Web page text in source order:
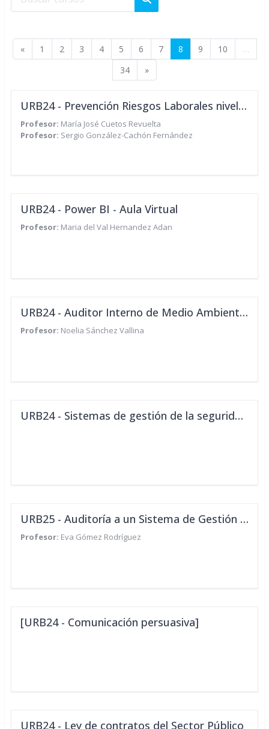
Buscar cursos
«Página anterior
1 Página 1
2Página 2
3Página 3
4Página 4
5Página 5
6Página 6
7Página 7
8Página 8
9Página 9
10Página 10
…
34Página 34
»Siguiente página
URB24 - Prevención Riesgos Laborales nivel básico - 30h
Profesor: María José Cuetos Revuelta
Profesor: Sergio González-Cachón Fernández
URB24 - Power BI - Aula Virtual
Profesor: Maria del Val Hernandez Adan
URB24 - Auditor Interno de Medio Ambiente ISO 14001:2015
Profesor: Noelia Sánchez Vallina
URB24 - Sistemas de gestión de la seguridad vial ISO 39001
URB25 - Auditoría a un Sistema de Gestión Integrado
Profesor: Eva Gómez Rodríguez
[URB24 - Comunicación persuasiva]
URB24 - Ley de contratos del Sector Público